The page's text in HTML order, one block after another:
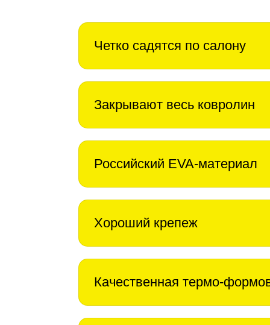
Четко садятся по салону
Закрывают весь ковролин
Российский EVA-материал
Хороший крепеж
Качественная термо-